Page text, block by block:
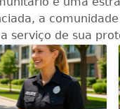
a
serviço de sua